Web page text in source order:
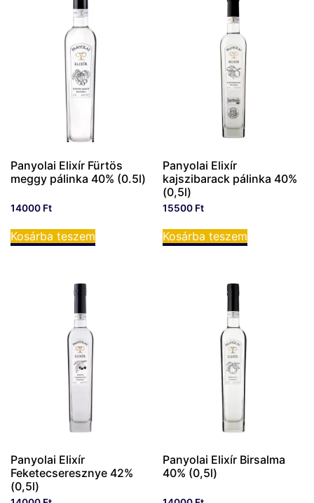
Panyolai Elixír Fürtös
meggy pálinka 40% (0.5l)
14000 Ft
Kosárba teszem
Panyolai Elixír
kajszibarack pálinka 40%
(0,5l)
15500 Ft
Kosárba teszem
Panyolai Elixír
Feketecseresznye 42%
(0,5l)
Panyolai Elixír Birsalma
40% (0,5l)